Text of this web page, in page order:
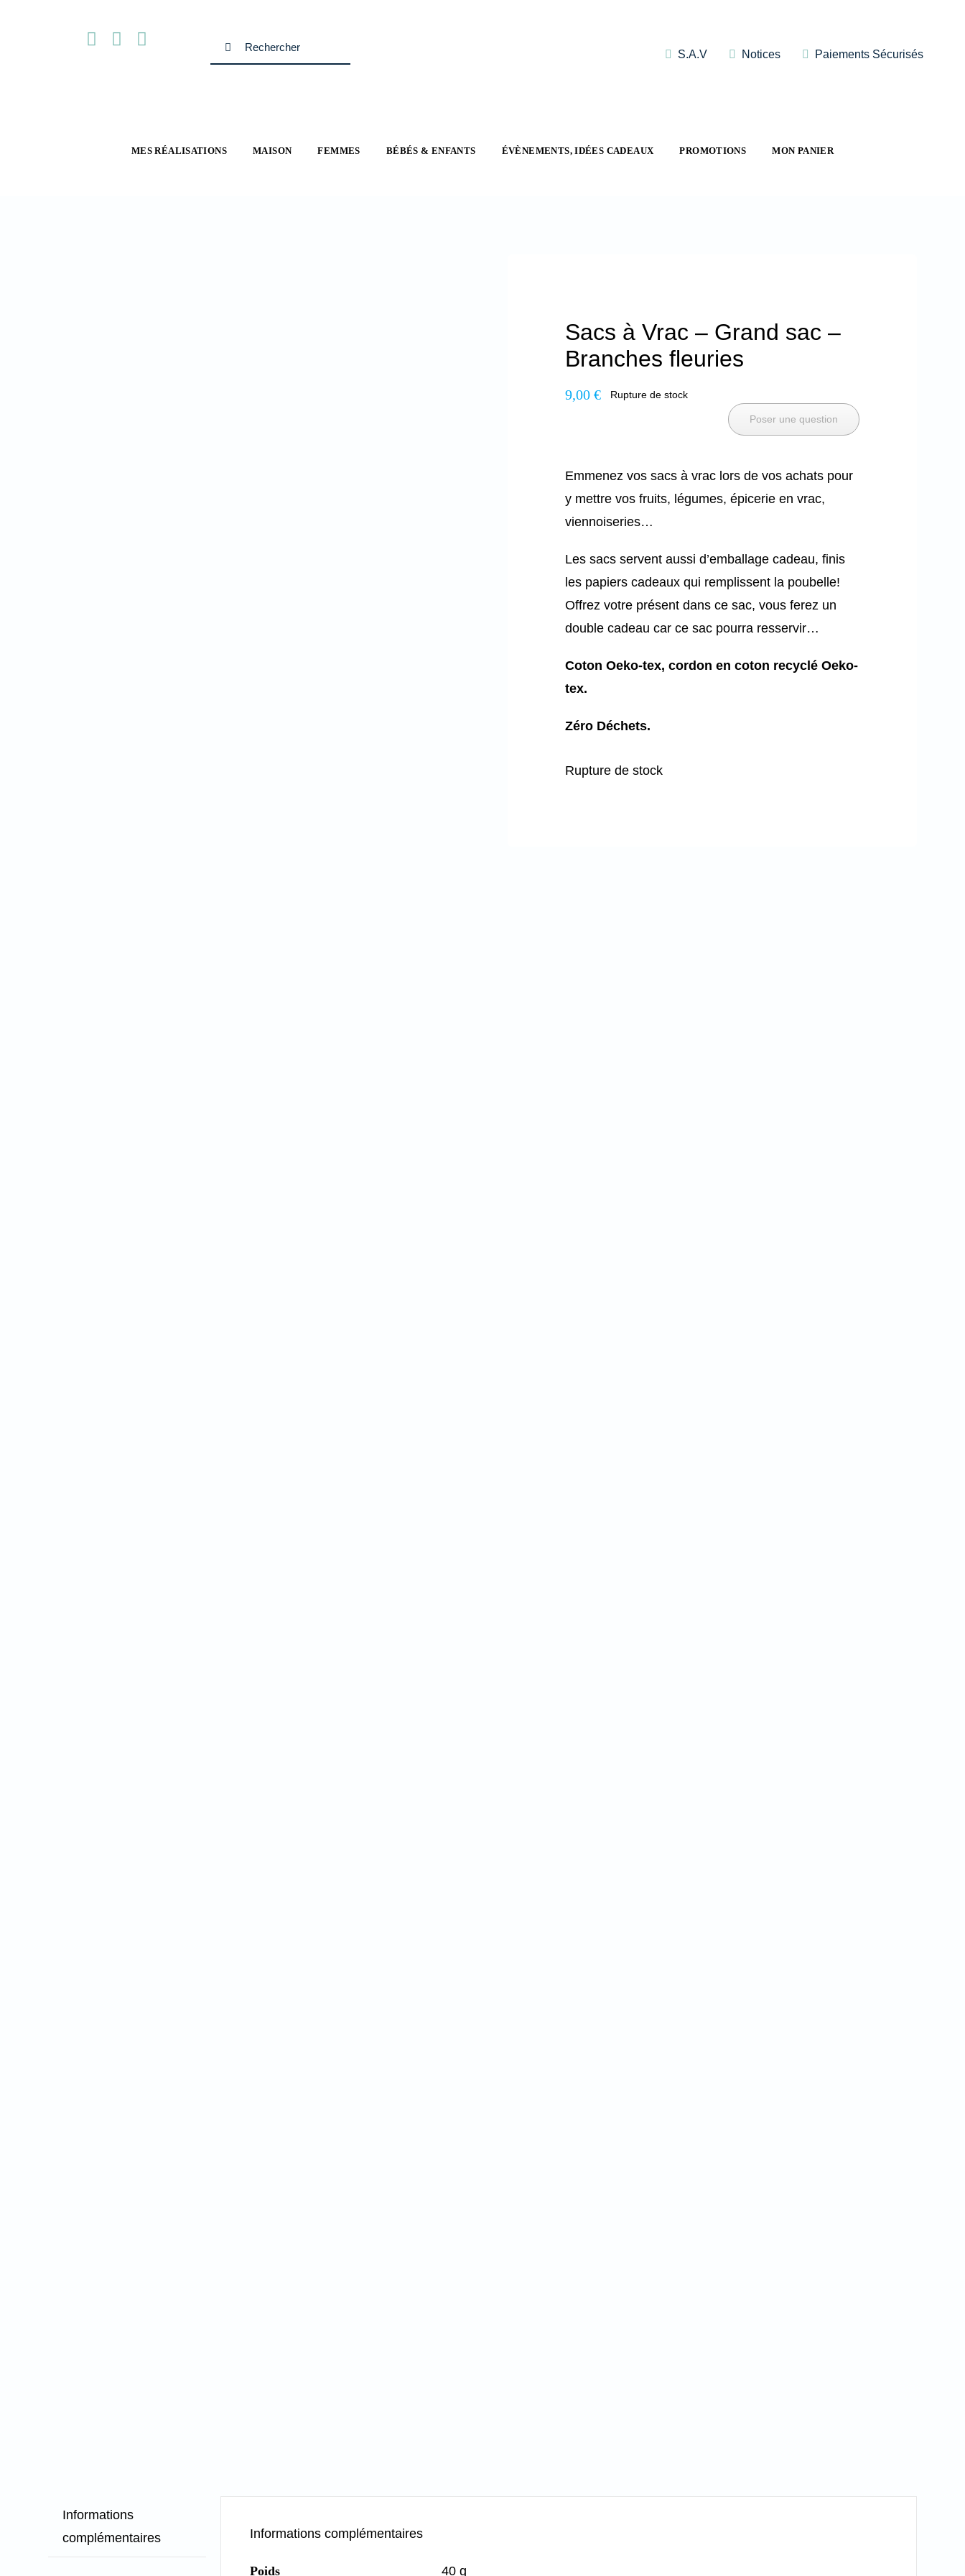
Rechercher:
S.A.V Notices Paiements Sécurisés
MES RÉALISATIONS MAISON FEMMES BÉBÉS & ENFANTS ÉVÈNEMENTS, IDÉES CADEAUX PROMOTIONS MON PANIER
Sacs à Vrac – Grand sac –
Branches fleuries
9,00 € Rupture de stock
Poser une question
Emmenez vos sacs à vrac lors de vos achats pour
y mettre vos fruits, légumes, épicerie en vrac,
viennoiseries…
Les sacs servent aussi d’emballage cadeau, finis
les papiers cadeaux qui remplissent la poubelle!
Offrez votre présent dans ce sac, vous ferez un
double cadeau car ce sac pourra resservir…
Coton Oeko-tex, cordon en coton recyclé Oeko-
tex.
Zéro Déchets.
Rupture de stock
Informations
complémentaires
Informations complémentaires
Poids 40 g